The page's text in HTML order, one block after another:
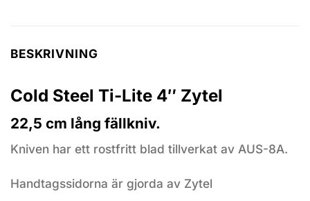
BESKRIVNING
Cold Steel Ti-Lite 4″ Zytel
22,5 cm lång fällkniv.
Kniven har ett rostfritt blad tillverkat av AUS-8A.
Handtagssidorna är gjorda av Zytel